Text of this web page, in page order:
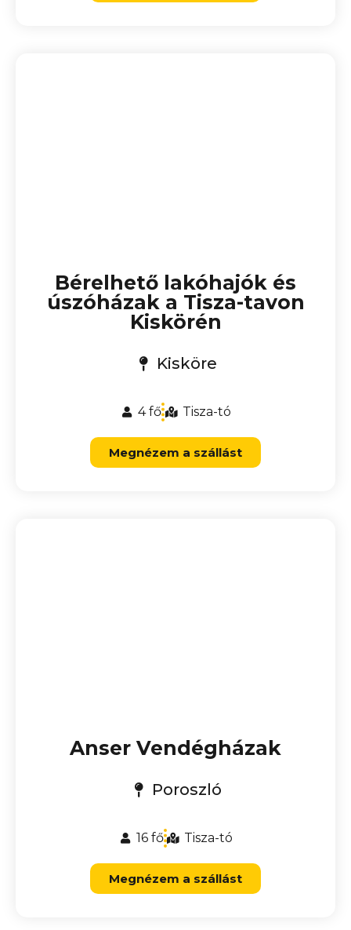
Bérelhető lakóhajók és
úszóházak a Tisza-tavon
Kiskörén
Kisköre
4 fő Tisza-tó
Megnézem a szállást
Anser Vendégházak
Poroszló
16 fő Tisza-tó
Megnézem a szállást